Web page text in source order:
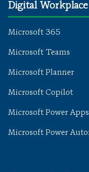
Digital Workplace
Microsoft 365
Microsoft Teams
Microsoft Planner
Microsoft Copilot
Microsoft Power Apps
Microsoft Power